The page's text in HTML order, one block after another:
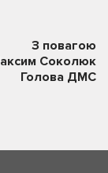
З повагою
Соколюк
Голова ДМС